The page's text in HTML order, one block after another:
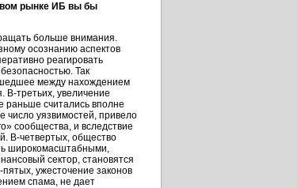
рынке ИБ вы бы
больше внимания.
осознанию аспектов
реагировать
Так
между нахождением
В-третьих, увеличение
раньше считались вполне
уязвимостей, привело
сообщества, и вследствие
В-четвертых, общество
широкомасштабными,
сектор, становятся
пятых, ужесточение законов
спама, не дает